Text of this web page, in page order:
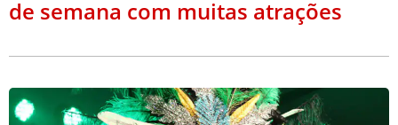
de semana com muitas atrações